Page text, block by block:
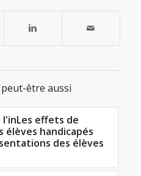
être aussi
effets de
élèves handicapés
des élèves